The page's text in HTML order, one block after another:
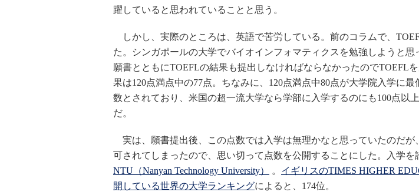
躍していると思われていることと思う。
しかし、実際のところは、英語で苦労している。前のコラムで、
た。シンガポールの大学でバイオインフォマティクスを勉強しようと思
願書とともにTOEFLの結果も提出しなければならなかったのでTOEFL
果は120点満点中の77点。ちなみに、120点満点中80点が大学院入学に最
数とされており、米国の超一流大学なら学部に入学するのにも100点以
だ。
実は、願書提出後、この点数では入学は無理かなと思っていたのだが
可されてしまったので、思い切って点数を公開することにした。入学を
NTU（Nanyan Technology University）
。 イギリスのTIMES HIGHER
開している世界の大学ランキングによると、174位。